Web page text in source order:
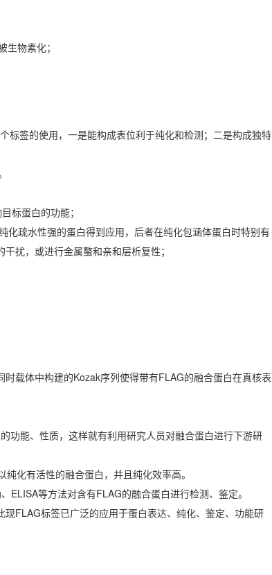
物素化；
标签的使用，一是能构成表位利于纯化和检测；二是构成独特
标蛋白的功能；
疏水性强的蛋白得到应用，后者在纯化包涵体蛋白时特别有
扰，或进行金属螯和亲和层析复性；
载体中构建的Kozak序列使得带有FLAG的融合蛋白在真核表
功能、性质，这样就有利用研究人员对融合蛋白进行下游研
化有活性的融合蛋白，并且纯化效率高。
等方法对含有FLAG的融合蛋白进行检测、鉴定。
FLAG标签已广泛的应用于蛋白表达、纯化、鉴定、功能研